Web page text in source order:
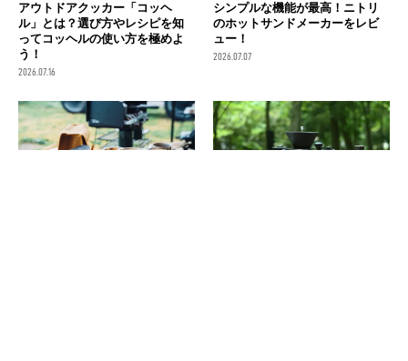
アウトドアクッカー「コッヘ
ル」とは？選び方やレシピを知
ってコッヘルの使い方を極めよ
う！
2026.07.16
シンプルな機能が最高！ニトリ
のホットサンドメーカーをレビ
ュー！
2026.07.07